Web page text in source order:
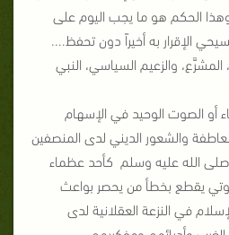
وهذا الحكم هو ما يجب اليوم على
الإقرار به أخيراً دون تحفظ....
المشرَّع، والزعيم السياسي، النبي
أو الصوت الوحيد في الإسهام
والشعور الديني لدى المنصفين
الله عليه وسلم كأحد عظماء
يقطع بخطأ من يحصر بواعث
في النزعة العقلانية لدى